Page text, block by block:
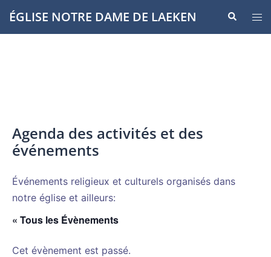
Aller
auÉGLISE NOTRE DAME DE LAEKEN
le
Agenda des activités et des
événements
Événements religieux et culturels organisés dans
notre église et ailleurs:
« Tous les Évènements
Cet évènement est passé.